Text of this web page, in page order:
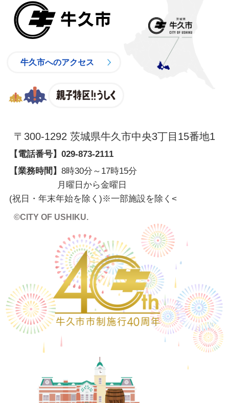
牛久市へのアクセス
〒300-1292 茨城県牛久市中央3丁目15番地1
【電話番号】 029-873-2111
【業務時間】 8時30分～17時15分
月曜日から金曜日
(祝日・年末年始を除く)※一部施設を除く <
©CITY OF USHIKU.